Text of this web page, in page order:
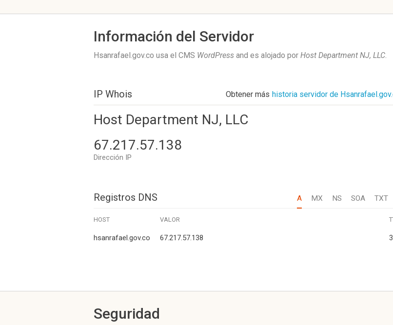
Información del Servidor
Hsanrafael.gov.co usa el CMS WordPress and es alojado por Host Department NJ, LLC.
IP Whois Obtener más historia servidor de
Host Department NJ, LLC
67.217.57.138
Dirección IP
Registros DNS A MX NS SOA TXT
HOST VALOR
hsanrafael.gov.co 67.217.57.138
Seguridad